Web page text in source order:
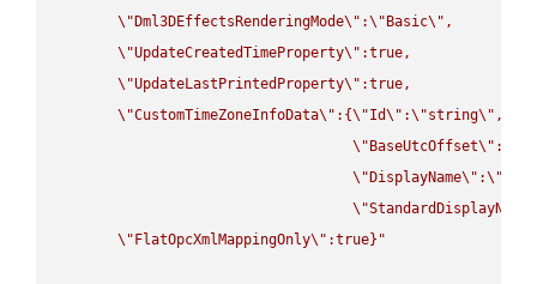
\" Dml3DEffectsRenderingMode\" :\" Basic\" ,
\"UpdateCreatedTimeProperty\" :true,
\"UpdateLastPrintedProperty\" :true,
\"CustomTimeZoneInfoData\" :{\"Id\" :\"string\" ,
\" BaseUtcOffset\" :
\" DisplayName\" :\"
\"StandardDisplayName
\" FlatOpcXmlMappingOnly\" :true}"